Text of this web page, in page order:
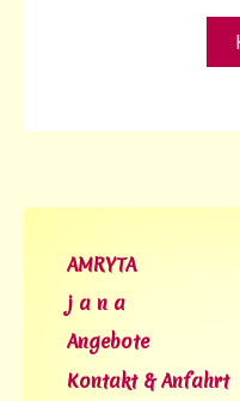
AMRYTA
j a n a
Angebote
Kontakt & Anfahrt